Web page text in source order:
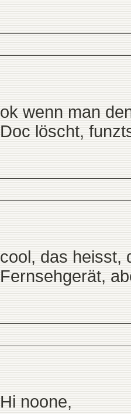
ok wenn man
Doc löscht,
cool, das heisst,
Fernsehgerät,
Hi noone,